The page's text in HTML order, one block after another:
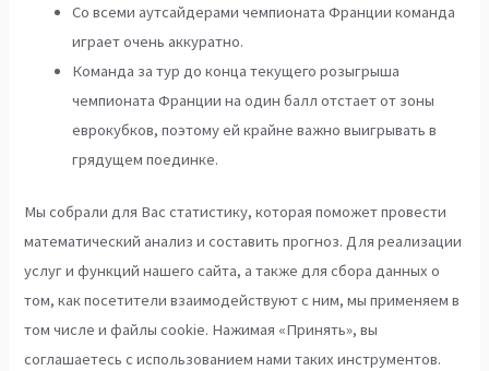
Со всеми аутсайдерами чемпионата Франции команда
играет очень аккуратно.
Команда за тур до конца текущего розыгрыша
чемпионата Франции на один балл отстает от зоны
еврокубков, поэтому ей крайне важно выигрывать в
грядущем поединке.
Мы собрали для Вас статистику, которая поможет провести
математический анализ и составить прогноз. Для реализации
услуг и функций нашего сайта, а также для сбора данных о
том, как посетители взаимодействуют с ним, мы применяем в
том числе и файлы cookie. Нажимая «Принять», вы
соглашаетесь с использованием нами таких инструментов.